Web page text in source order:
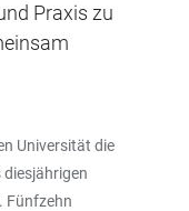
Praxis zu
Universität die
Fünfzehn